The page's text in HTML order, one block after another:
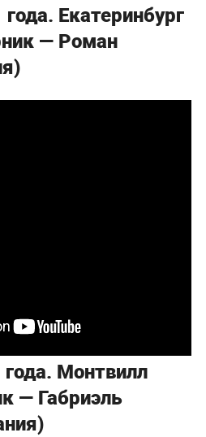
Екатеринбург
— Роман
Монтвилл
— Габриэль